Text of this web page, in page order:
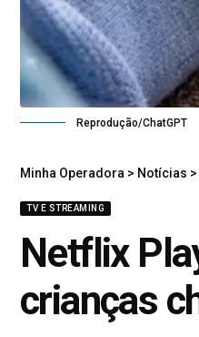
Reprodução/ChatGPT
Minha Operadora > Notícias >
TV E STREAMING
Netflix
crianças